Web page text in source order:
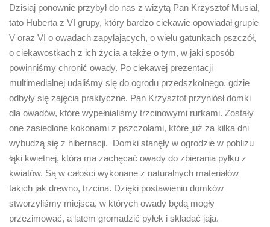
Dzisiaj ponownie przybył do nas z wizytą Pan Krzysztof Musiał,
tato Huberta z VI grupy, który bardzo ciekawie opowiadał grupie
V oraz VI o owadach zapylających, o wielu gatunkach pszczół,
o ciekawostkach z ich życia a także o tym, w jaki sposób
powinniśmy chronić owady. Po ciekawej prezentacji
multimedialnej udaliśmy się do ogrodu przedszkolnego, gdzie
odbyły się zajęcia praktyczne. Pan Krzysztof przyniósł domki
dla owadów, które wypełnialiśmy trzcinowymi rurkami. Zostały
one zasiedlone kokonami z pszczołami, które już za kilka dni
wybudzą się z hibernacji. Domki stanęły w ogrodzie w pobliżu
łąki kwietnej, która ma zachęcać owady do zbierania pyłku z
kwiatów. Są w całości wykonane z naturalnych materiałów
takich jak drewno, trzcina. Dzięki postawieniu domków
stworzyliśmy miejsca, w których owady będą mogły
przezimować, a latem gromadzić pyłek i składać jaja.